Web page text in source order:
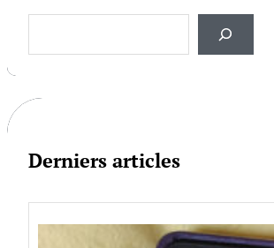
a
h
Derniers articles